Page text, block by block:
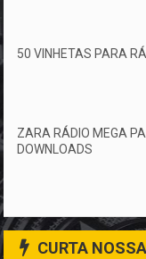
50 VINHETAS PARA
ZARA RÁDIO MEGA
DOWNLOADS
CURTA